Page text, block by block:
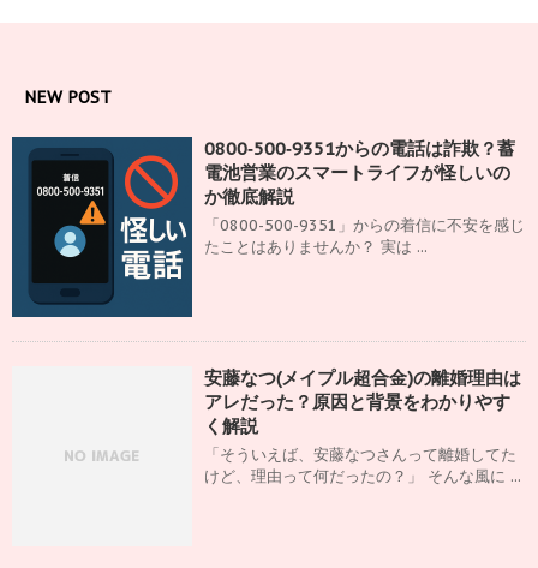
NEW POST
0800‑500‑9351からの電話は詐欺？蓄
電池営業のスマートライフが怪しいの
か徹底解説
「0800-500-9351」からの着信に不安を感じ
たことはありませんか？ 実は ...
安藤なつ(メイプル超合金)の離婚理由は
アレだった？原因と背景をわかりやす
く解説
「そういえば、安藤なつさんって離婚してた
けど、理由って何だったの？」 そんな風に ...